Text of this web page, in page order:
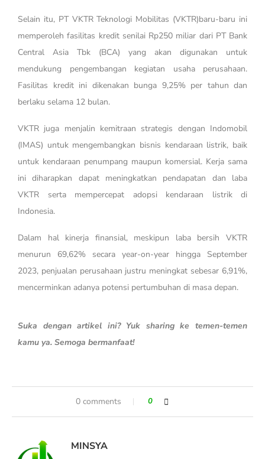
Selain itu, PT VKTR Teknologi Mobilitas (VKTR)baru-baru ini
memperoleh fasilitas kredit senilai Rp250 miliar dari PT Bank
Central Asia Tbk (BCA) yang akan digunakan untuk
mendukung pengembangan kegiatan usaha perusahaan.
Fasilitas kredit ini dikenakan bunga 9,25% per tahun dan
berlaku selama 12 bulan.
VKTR juga menjalin kemitraan strategis dengan Indomobil
(IMAS) untuk mengembangkan bisnis kendaraan listrik, baik
untuk kendaraan penumpang maupun komersial. Kerja sama
ini diharapkan dapat meningkatkan pendapatan dan laba
VKTR serta mempercepat adopsi kendaraan listrik di
Indonesia.
Dalam hal kinerja finansial, meskipun laba bersih VKTR
menurun 69,62% secara year-on-year hingga September
2023, penjualan perusahaan justru meningkat sebesar 6,91%,
mencerminkan adanya potensi pertumbuhan di masa depan.
Suka dengan artikel ini? Yuk sharing ke temen-temen
kamu ya. Semoga bermanfaat!
0 comments 0
MINSYA